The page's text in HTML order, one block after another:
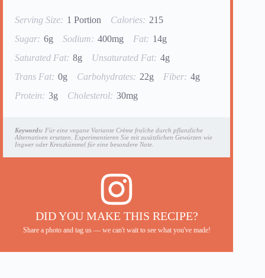
Serving Size: 1 Portion Calories: 215
Sugar: 6g Sodium: 400mg Fat: 14g
Saturated Fat: 8g Unsaturated Fat: 4g
Trans Fat: 0g Carbohydrates: 22g Fiber: 4g
Protein: 3g Cholesterol: 30mg
Keywords: Für eine vegane Variante Crème fraîche durch pflanzliche
Alternativen ersetzen. Experimentieren Sie mit zusätzlichen Gewürzen wie
Ingwer oder Kreuzkümmel für eine besondere Note.
DID YOU MAKE THIS RECIPE?
Share a photo and tag us — we can't wait to see what you've made!